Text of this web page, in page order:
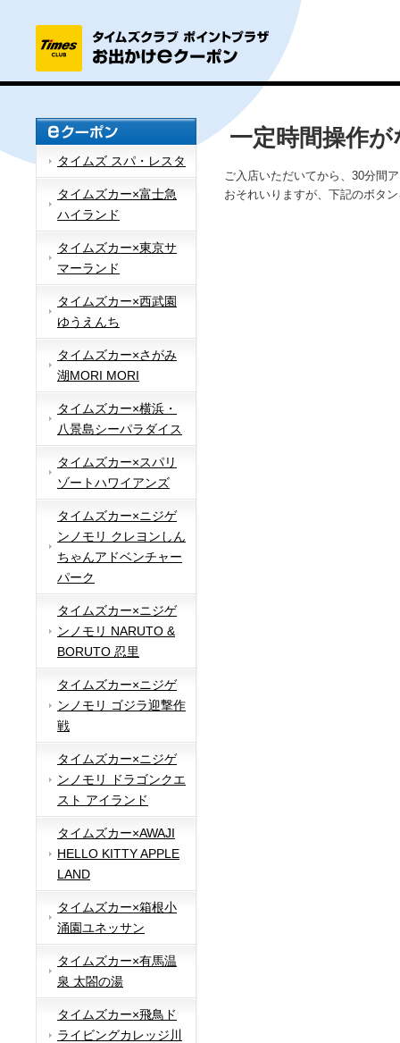
タイムズ スパ・レスタ
タイムズカー×富士急
ハイランド
タイムズカー×東京サ
マーランド
タイムズカー×西武園
ゆうえんち
タイムズカー×さがみ
湖MORI MORI
タイムズカー×横浜・
八景島シーパラダイス
タイムズカー×スパリ
ゾートハワイアンズ
タイムズカー×ニジゲ
ンノモリ クレヨンしん
ちゃんアドベンチャー
パーク
タイムズカー×ニジゲ
ンノモリ NARUTO &
BORUTO 忍里
タイムズカー×ニジゲ
ンノモリ ゴジラ迎撃作
戦
タイムズカー×ニジゲ
ンノモリ ドラゴンクエ
スト アイランド
タイムズカー×AWAJI
HELLO KITTY APPLE
LAND
タイムズカー×箱根小
涌園ユネッサン
タイムズカー×有馬温
泉 太閤の湯
タイムズカー×飛鳥ド
ライビングカレッジ川
一定時間操作
ご入店いただいてから、30分間
おそれいりますが、下記のボタ